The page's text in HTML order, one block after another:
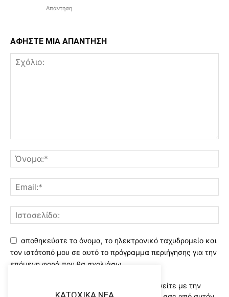
Απάντηση
ΑΦΗΣΤΕ ΜΙΑ ΑΠΑΝΤΗΣΗ
αποθηκεύστε το όνομα, το ηλεκτρονικό ταχυδρομείο και
τον ιστότοπό μου σε αυτό το πρόγραμμα περιήγησης για την
επόμενη φορά που θα σχολιάσω.
Χρησιμοποιώντας αυτό το έντυπο συμφωνείτε με την